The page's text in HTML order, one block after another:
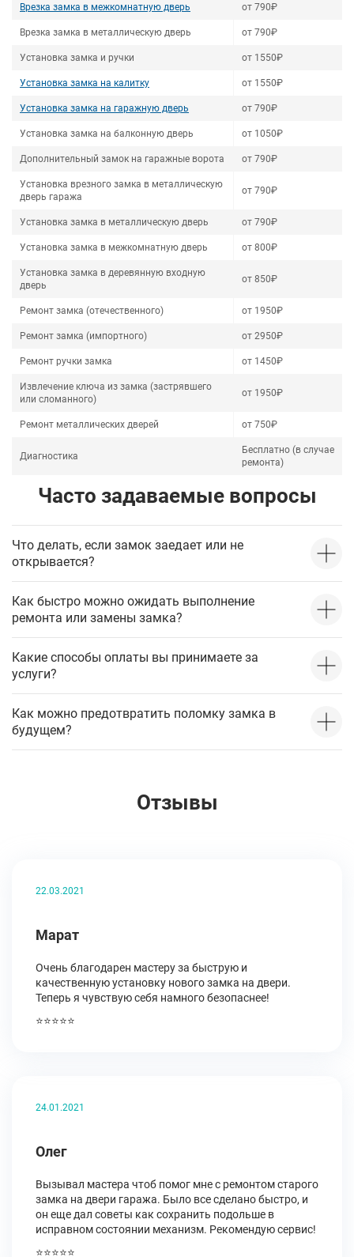
Врезка замка в межкомнатную дверь от 790₽
Врезка замка в металлическую дверь от 790₽
Установка замка и ручки от 1550₽
Установка замка на калитку от 1550₽
Установка замка на гаражную дверь от 790₽
Установка замка на балконную дверь от 1050₽
Дополнительный замок на гаражные ворота от 790₽
Установка врезного замка в металлическую
дверь гаража
от 790₽
Установка замка в металлическую дверь от 790₽
Установка замка в межкомнатную дверь от 800₽
Установка замка в деревянную входную
дверь
от 850₽
Ремонт замка (отечественного) от 1950₽
Ремонт замка (импортного) от 2950₽
Ремонт ручки замка от 1450₽
Извлечение ключа из замка (застрявшего
или сломанного)
от 1950₽
Ремонт металлических дверей от 750₽
Диагностика
Бесплатно (в случае
ремонта)
Часто задаваемые вопросы
Что делать, если замок заедает или не
открывается?
Как быстро можно ожидать выполнение
ремонта или замены замка?
Какие способы оплаты вы принимаете за
услуги?
Как можно предотвратить поломку замка в
будущем?
Отзывы
22.03.2021
Марат
Очень благодарен мастеру за быструю и
качественную установку нового замка на двери.
Теперь я чувствую себя намного безопаснее!
⭐⭐⭐⭐⭐
24.01.2021
Олег
Вызывал мастера чтоб помог мне с ремонтом старого
замка на двери гаража. Было все сделано быстро, и
он еще дал советы как сохранить подольше в
исправном состоянии механизм. Рекомендую сервис!
⭐⭐⭐⭐⭐